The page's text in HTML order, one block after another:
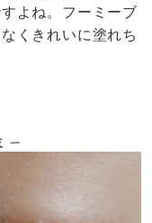
よね。フーミーブ
くきれいに塗れち